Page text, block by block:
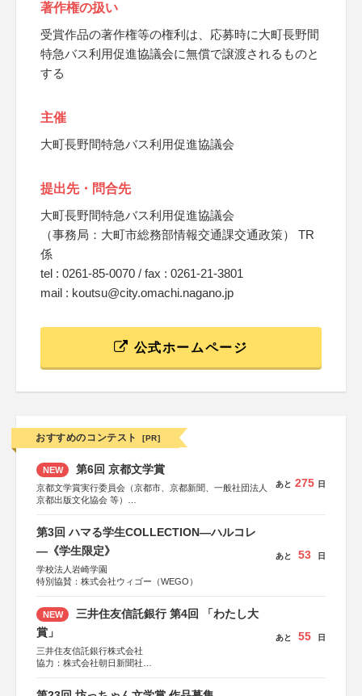
著作権の扱い
受賞作品の著作権等の権利は、応募時に大町長野間
特急バス利用促進協議会に無償で譲渡されるものと
する
主催
大町長野間特急バス利用促進協議会
提出先・問合先
大町長野間特急バス利用促進協議会
（事務局：大町市総務部情報交通課交通政策） TR
係
tel : 0261-85-0070 / fax : 0261-21-3801
mail : koutsu@city.omachi.nagano.jp
公式ホームページ
おすすめのコンテスト [PR]
NEW 第6回 京都文学賞
京都文学賞実行委員会（京都市、京都新聞、一般社団法人
京都出版文化協会 等）
KADOKAWA、河出書房新社、幻冬舎、講談社、光文社、
集英社、小学館、祥伝社、新潮社、淡交社、ちいさいミシ
マ社、徳間書店、早川書房、PHP研究所、双葉社、文藝春
あと 275 日
第3回 ハマる学生COLLECTION―ハルコレ
―《学生限定》
学校法人岩崎学園
特別協賛：株式会社ウィゴー（WEGO）
あと 53 日
NEW
三井住友信託銀行 第4回 「わたし大
賞」
三井住友信託銀行株式会社
協力：株式会社朝日新聞社
あと 55 日